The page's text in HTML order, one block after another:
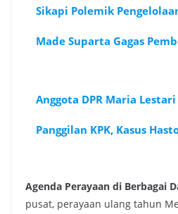
Sikapi Polemik
Made Suparta Gagas
Anggota DPR Maria
Panggilan KPK, Kasus
Agenda Perayaan di Berbagai
pusat, perayaan ulang tahun